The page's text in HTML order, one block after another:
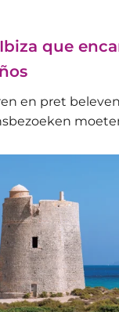
que
en pret